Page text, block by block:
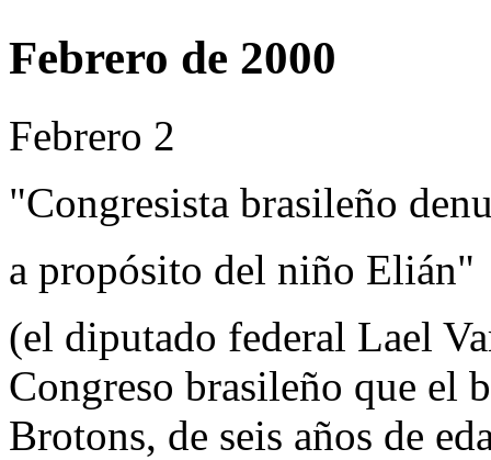
Febrero de 2000
Febrero 2
"Congresista brasileño
a propósito del niño Elián"
(el diputado federal Lael
Congreso brasileño que el
Brotons, de seis años de